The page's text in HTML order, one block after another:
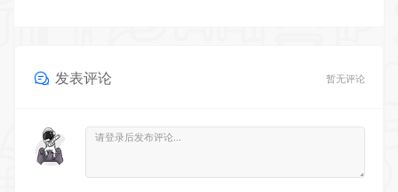
发表评论 暂无评论